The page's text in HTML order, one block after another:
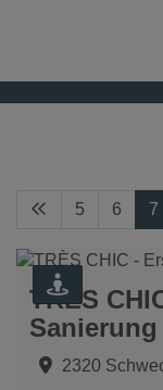
5 6 7
TRÈS
Sanierung
2320